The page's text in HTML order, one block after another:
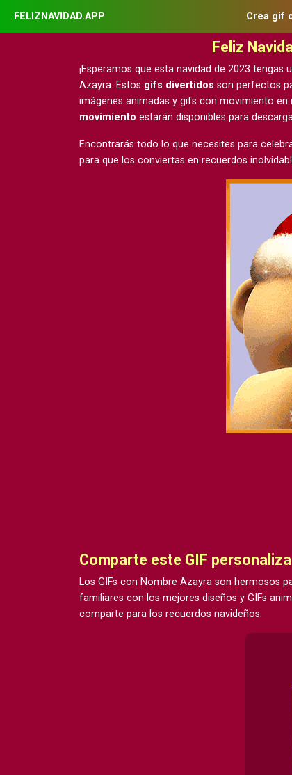
FELIZNAVIDAD.APP Crea gif
Feliz
¡Esperamos que esta navidad de 2023
Azayra. Estos gifs divertidos son perfectos
imágenes animadas y gifs con movimiento en
movimiento estarán disponibles para
Encontrarás todo lo que necesites para
para que los conviertas en recuerdos
Comparte este GIF
Los GIFs con Nombre Azayra son hermosos
familiares con los mejores diseños y GIFs
comparte para los recuerdos navideños.